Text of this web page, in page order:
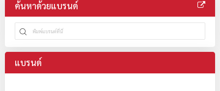
ค้นหาด้วยแบรนด์
แบรนด์